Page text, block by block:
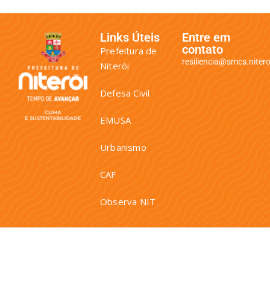
Links Úteis
Prefeitura de
Niterói
Defesa Civil
EMUSA
Urbanismo
CAF
Observa NIT
Entre em
contato